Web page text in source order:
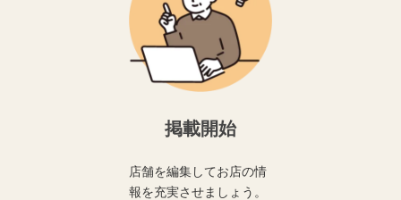
掲載開始
店舗を編集してお店の情
報を充実させましょう。